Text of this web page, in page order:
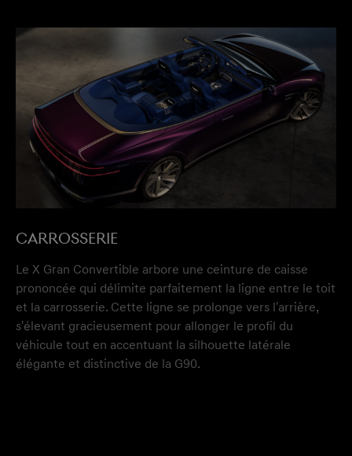
CARROSSERIE
Le X Gran Convertible arbore une ceinture de caisse
prononcée qui délimite parfaitement la ligne entre le toit
et la carrosserie. Cette ligne se prolonge vers l'arrière,
s'élevant gracieusement pour allonger le profil du
véhicule tout en accentuant la silhouette latérale
élégante et distinctive de la G90.